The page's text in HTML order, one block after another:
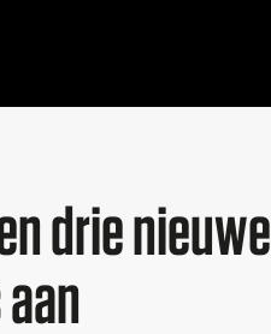
drie nieuwe